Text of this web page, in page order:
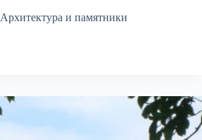
Архитектура и памятники